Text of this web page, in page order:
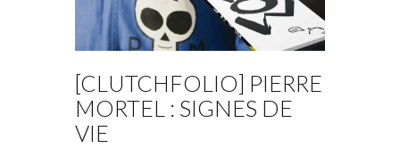
[CLUTCHFOLIO] PIERRE
MORTEL : SIGNES DE
VIE